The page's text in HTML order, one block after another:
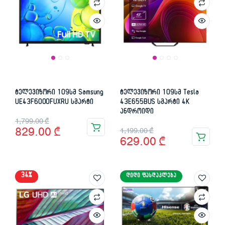
ტელევიზორი 109სმ Samsung
UE43F6000FUXRU სმარტი
1,799.00₾
Original
price
1,799.00 ₾.
829.00 ₾
Current
price
829.00 ₾.
ტელევიზორი 109სმ Tesla
43E655BUS სმარტი 4K
ანდროიდი
1,199.00₾
Original
price
1,199.00 ₾.
629.00 ₾
Current
price
629.00 ₾.
34% ᲓᲘᲓᲘ ᲤᲐᲡᲓᲐᲙᲚᲔᲑᲐ